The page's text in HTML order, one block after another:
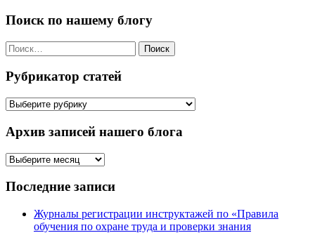
Поиск по нашему блогу
Найти:
Рубрикатор статей
Рубрикатор
Архив записей нашего блога
Архив
нашего
Последние записи
Журналы регистрации инструктажей по «Правила
обучения по охране труда и проверки знания